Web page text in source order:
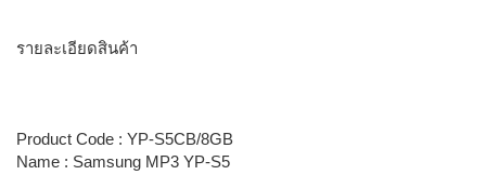
รายละเอียดสินค้า
Product Code : YP-S5CB/8GB
Name : Samsung MP3 YP-S5